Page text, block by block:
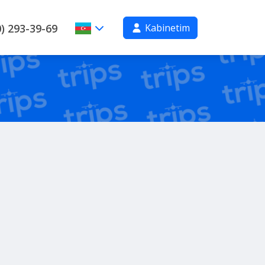
293-39-69 Kabinetim